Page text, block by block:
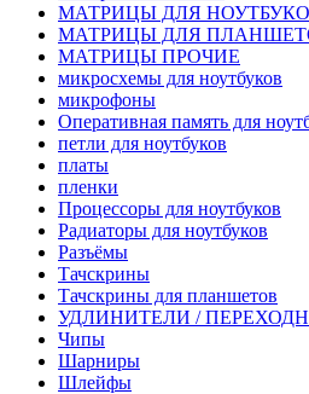
МАТРИЦЫ ДЛЯ
МАТРИЦЫ ДЛЯ
МАТРИЦЫ ПРОЧИЕ
микросхемы для ноутбуков
микрофоны
Оперативная память для
петли для ноутбуков
платы
пленки
Процессоры для ноутбуков
Радиаторы для ноутбуков
Разъёмы
Тачскрины
Тачскрины для планшетов
УДЛИНИТЕЛИ /
Чипы
Шарниры
Шлейфы